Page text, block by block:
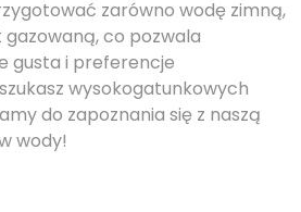
zarówno wodę zimną,
co pozwala
gusta i preferencje
wysokogatunkowych
do zapoznania się z naszą
wody!